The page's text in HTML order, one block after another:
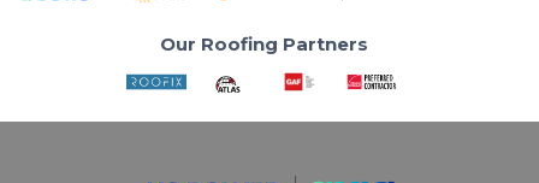
Our Roofing Partners